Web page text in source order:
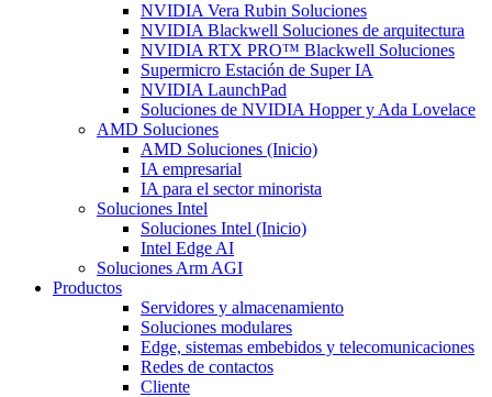
NVIDIA Vera Rubin Soluciones
NVIDIA Blackwell Soluciones de arquitectura
NVIDIA RTX PRO™ Blackwell Soluciones
Supermicro Estación de Super IA
NVIDIA LaunchPad
Soluciones de NVIDIA Hopper y Ada Lovelace
AMD Soluciones
AMD Soluciones (Inicio)
IA empresarial
IA para el sector minorista
Soluciones Intel
Soluciones Intel (Inicio)
Intel Edge AI
Soluciones Arm AGI
Productos
Servidores y almacenamiento
Soluciones modulares
Edge, sistemas embebidos y telecomunicaciones
Redes de contactos
Cliente